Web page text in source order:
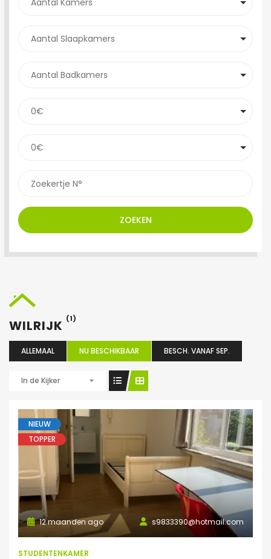
ZOEKEN
WILRIJK (1)
ALLEMAAL NU BESCHIKBAAR BESCH. VANAF SEP.
In de Kijker
NIEUW
TOPPER
s9833390@hotmail.com
12 maanden ago
STUDENTENKAMER